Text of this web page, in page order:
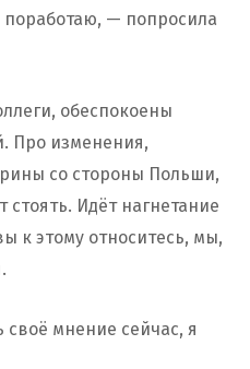
поработаю, — попросила
обеспокоены
Про изменения,
со стороны Польши,
Идёт нагнетание
к этому относитесь, мы,
мнение сейчас, я